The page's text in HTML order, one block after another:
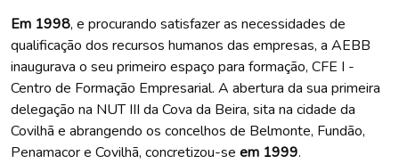
Em 1998, e procurando satisfazer as necessidades de
qualificação dos recursos humanos das empresas, a AEBB
inaugurava o seu primeiro espaço para formação, CFE I -
Centro de Formação Empresarial. A abertura da sua primeira
delegação na NUT III da Cova da Beira, sita na cidade da
Covilhã e abrangendo os concelhos de Belmonte, Fundão,
Penamacor e Covilhã, concretizou-se em 1999.